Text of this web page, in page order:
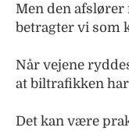
Men den
betragter vi som
Når vejene
at biltrafikken
Det kan være